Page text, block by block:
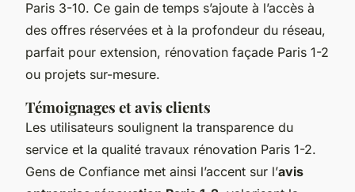
Paris 3-10. Ce gain de temps s’ajoute à l’accès à
des offres réservées et à la profondeur du réseau,
parfait pour extension, rénovation façade Paris 1-2
ou projets sur-mesure.
Témoignages et avis clients
Les utilisateurs soulignent la transparence du
service et la qualité travaux rénovation Paris 1-2.
Gens de Confiance met ainsi l’accent sur l’avis